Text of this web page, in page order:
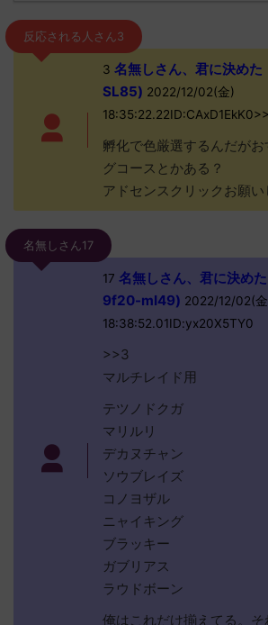
反応される人さん3
3 名無しさん、君に決め
SL85) 2022/12/02(金)
孵化で色厳選するんだが
グコースとかある？
アドセンスクリックお願い
名無しさん17
17 名無しさん、君に決め
9f20-mI49) 2022/12/02(
18:38:52.01ID:yx20X5TY0
>>3
マルチレイド用
テツノドクガ
マリルリ
デカヌチャン
ソウブレイズ
コノヨザル
ニャイキング
ブラッキー
ガブリアス
ラウドボーン
俺はこれだけ揃えてる。